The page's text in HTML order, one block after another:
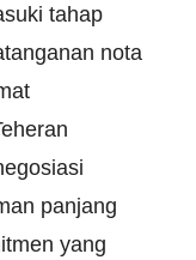
tahap
nota
panjang
yang